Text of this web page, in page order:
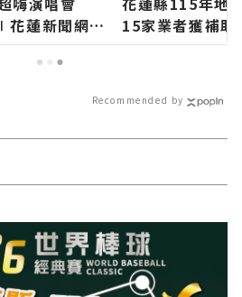
蓮新聞網官
速的今日新
訊！
15家業者獲補
∣花蓮新聞網官
Recommended by